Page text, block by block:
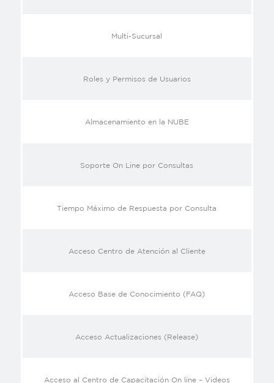
Multi-Sucursal
Roles y Permisos de Usuarios
Almacenamiento en la NUBE
Soporte On Line por Consultas
Tiempo Máximo de Respuesta por Consulta
Acceso Centro de Atención al Cliente
Acceso Base de Conocimiento (FAQ)
Acceso Actualizaciones (Release)
Acceso al Centro de Capacitación On line – Videos